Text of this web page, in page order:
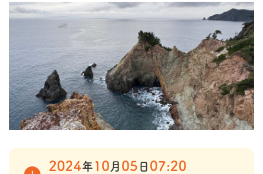
2024年 10 月 05 日 07:20